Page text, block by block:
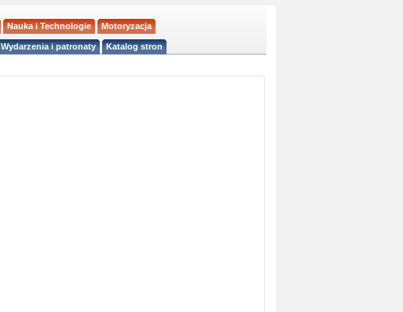
Nauka i Technologie Motoryzacja
Wydarzenia i patronaty Katalog stron